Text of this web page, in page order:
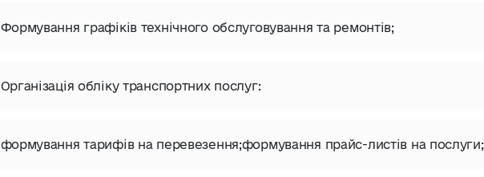
Формування графіків технічного обслуговування та ремонтів;
Організація обліку транспортних послуг:
формування тарифів на перевезення;формування прайс-листів на послуги;